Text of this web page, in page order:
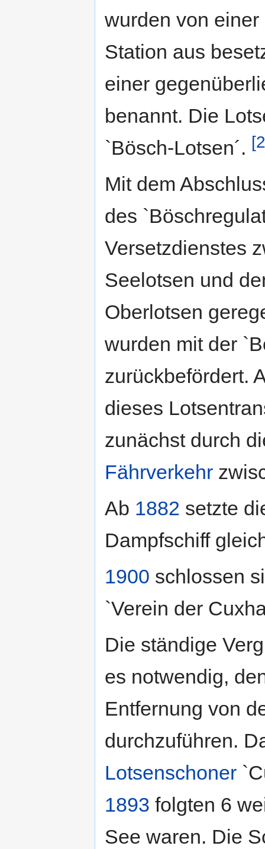
wurden von
Station aus
einer
benannt. Die
`Bösch-Lotsen´.
Mit dem
des
Versetzdienstes
Seelotsen und
Oberlotsen
wurden mit der
zurückbefördert.
dieses
zunächst durch
Fährverkehr
Ab 1882 setzte
Dampfschiff
1900 schlossen
`Verein der
Die ständige
es notwendig,
Entfernung von
durchzuführen.
Lotsenschoner
1893 folgten 6
See waren. Die